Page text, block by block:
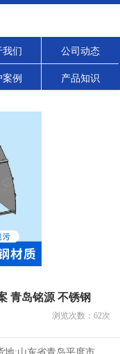
我们 公司动态
例 产品知识
青岛铭源 不锈钢
浏览次数： 62次